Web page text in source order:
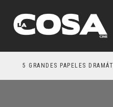
5 GRANDES PAPELES